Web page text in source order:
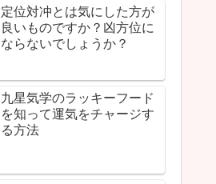
定位対冲とは気にした方が
良いものですか？凶方位に
ならないでしょうか？
九星気学のラッキーフード
を知って運気をチャージす
る方法